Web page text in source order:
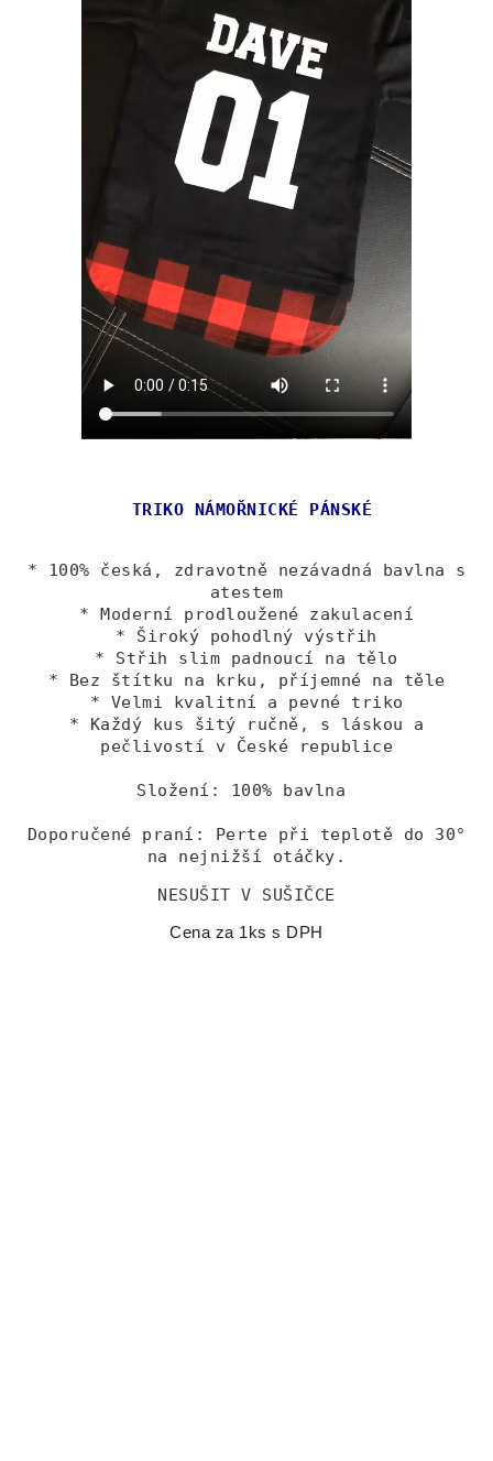
TRIKO NÁMOŘNICKÉ PÁNSKÉ
* 100% česká, zdravotně nezávadná bavlna s
atestem
* Moderní prodloužené zakulacení
* Široký pohodlný výstřih
* Střih slim padnoucí na tělo
* Bez štítku na krku, příjemné na těle
* Velmi kvalitní a pevné triko
* Každý kus šitý ručně, s láskou a
pečlivostí v České republice
Složení: 100% bavlna
Doporučené praní: Perte při teplotě do 30°
na nejnižší otáčky.
NESUŠIT V SUŠIČCE
Cena za 1ks s DPH